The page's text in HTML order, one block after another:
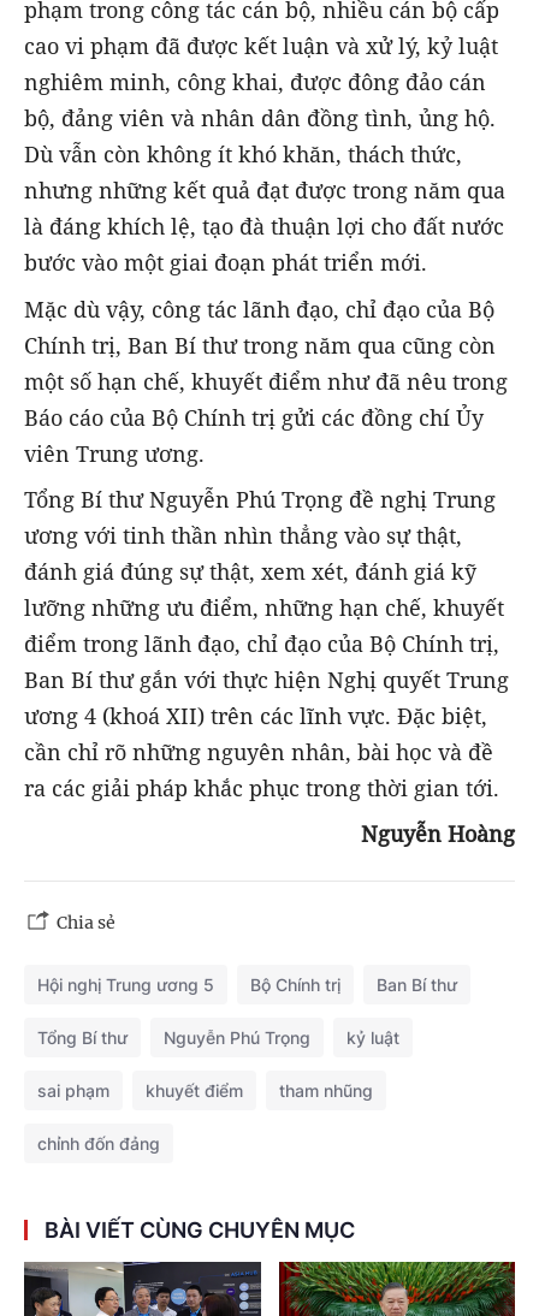
phạm trong công tác cán bộ, nhiều cán bộ cấp
cao vi phạm đã được kết luận và xử lý, kỷ luật
nghiêm minh, công khai, được đông đảo cán
bộ, đảng viên và nhân dân đồng tình, ủng hộ.
Dù vẫn còn không ít khó khăn, thách thức,
nhưng những kết quả đạt được trong năm qua
là đáng khích lệ, tạo đà thuận lợi cho đất nước
bước vào một giai đoạn phát triển mới.
Mặc dù vậy, công tác lãnh đạo, chỉ đạo của Bộ
Chính trị, Ban Bí thư trong năm qua cũng còn
một số hạn chế, khuyết điểm như đã nêu trong
Báo cáo của Bộ Chính trị gửi các đồng chí Ủy
viên Trung ương.
Tổng Bí thư Nguyễn Phú Trọng đề nghị Trung
ương với tinh thần nhìn thẳng vào sự thật,
đánh giá đúng sự thật, xem xét, đánh giá kỹ
lưỡng những ưu điểm, những hạn chế, khuyết
điểm trong lãnh đạo, chỉ đạo của Bộ Chính trị,
Ban Bí thư gắn với thực hiện Nghị quyết Trung
ương 4 (khoá XII) trên các lĩnh vực. Đặc biệt,
cần chỉ rõ những nguyên nhân, bài học và đề
ra các giải pháp khắc phục trong thời gian tới.
Nguyễn Hoàng
Chia sẻ
Hội nghị Trung ương 5 Bộ Chính trị Ban Bí thư
Tổng Bí thư Nguyễn Phú Trọng kỷ luật
sai phạm khuyết điểm tham nhũng
chỉnh đốn đảng
BÀI VIẾT CÙNG CHUYÊN MỤC